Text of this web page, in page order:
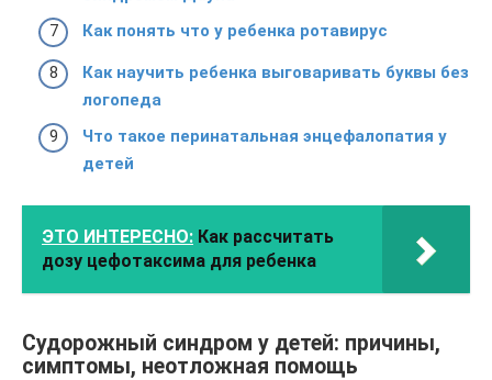
Как понять что у ребенка ротавирус
Как научить ребенка выговаривать буквы без
логопеда
Что такое перинатальная энцефалопатия у
детей
ЭТО ИНТЕРЕСНО: Как рассчитать
дозу цефотаксима для ребенка
Судорожный синдром у детей: причины,
симптомы, неотложная помощь